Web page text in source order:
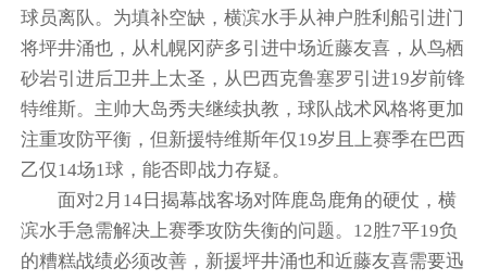
球员离队。为填补空缺，横滨水手从神户胜利船引进门
将坪井涌也，从札幌冈萨多引进中场近藤友喜，从鸟栖
砂岩引进后卫井上太圣，从巴西克鲁塞罗引进19岁前锋
特维斯。主帅大岛秀夫继续执教，球队战术风格将更加
注重攻防平衡，但新援特维斯年仅19岁且上赛季在巴西
乙仅14场1球，能否即战力存疑。
面对2月14日揭幕战客场对阵鹿岛鹿角的硬仗，横
滨水手急需解决上赛季攻防失衡的问题。12胜7平19负
的糟糕战绩必须改善，新援坪井涌也和近藤友喜需要迅